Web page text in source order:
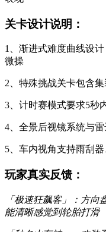
关卡设计说明：
1、渐进式难度曲线设
微操
2、特殊挑战关卡包含
3、计时赛模式要求5秒
4、全景后视镜系统与
5、车内视角支持雨刮
玩家真实反馈：
「极速狂飙客」：方
能清晰感觉到轮胎打滑